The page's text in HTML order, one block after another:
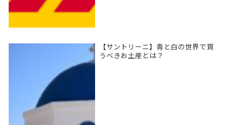
【サントリーニ】青と白の世界で買
うべきお土産とは？